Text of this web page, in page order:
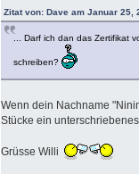
Zitat von: Dave am Januar 25,
... Darf ich dan das Zertifikat
schreiben?
Wenn dein Nachname
Stücke ein
Grüsse Willi